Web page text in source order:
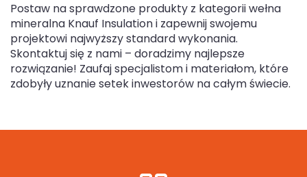
Postaw na sprawdzone produkty z kategorii wełna
mineralna Knauf Insulation i zapewnij swojemu
projektowi najwyższy standard wykonania.
Skontaktuj się z nami – doradzimy najlepsze
rozwiązanie! Zaufaj specjalistom i materiałom, które
zdobyły uznanie setek inwestorów na całym świecie.